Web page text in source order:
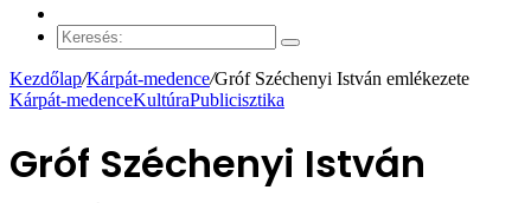
cikk
Keresés:
Kezdőlap/Kárpát-medence/Gróf Széchenyi István emlékezete
Kárpát-medenceKultúraPublicisztika
Gróf Széchenyi István